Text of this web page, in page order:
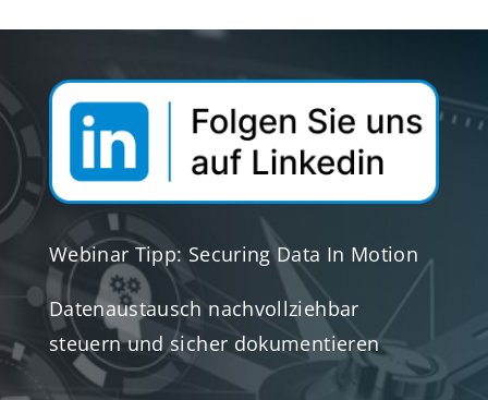
Webinar Tipp: Securing Data In Motion
Datenaustausch nachvollziehbar
steuern und sicher dokumentieren